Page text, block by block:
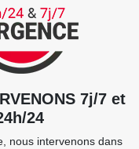
7j/7 et
24
nous intervenons dans